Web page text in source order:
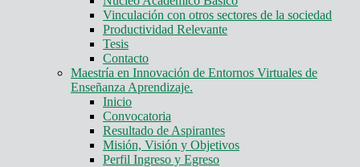
Vinculación con otros sectores de la sociedad
Productividad Relevante
Tesis
Contacto
Maestría en Innovación de Entornos Virtuales de
Enseñanza Aprendizaje.
Inicio
Convocatoria
Resultado de Aspirantes
Misión, Visión y Objetivos
Perfil Ingreso y Egreso